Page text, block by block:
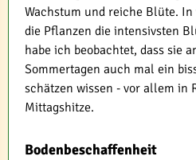
Wachstum und reiche Blüte.
die Pflanzen die intensivsten
habe ich beobachtet, dass sie
Sommertagen auch mal ein
schätzen wissen - vor allem in
Mittagshitze.
Bodenbeschaffenheit